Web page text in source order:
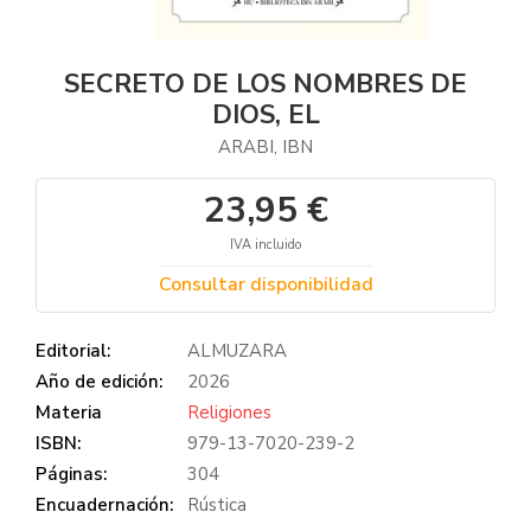
SECRETO DE LOS NOMBRES DE
DIOS, EL
ARABI, IBN
23,95 €
IVA incluido
Consultar disponibilidad
Editorial:
ALMUZARA
Año de edición:
2026
Materia
Religiones
ISBN:
979-13-7020-239-2
Páginas:
304
Encuadernación:
Rústica